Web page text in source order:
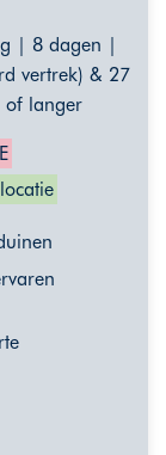
| 8 dagen |
vertrek) & 27
of langer